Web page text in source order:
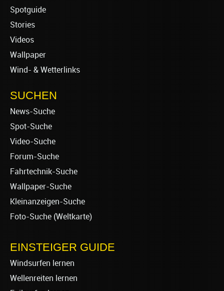
Spotguide
Stories
Videos
Wallpaper
Wind- & Wetterlinks
SUCHEN
News-Suche
Spot-Suche
Video-Suche
Forum-Suche
Fahrtechnik-Suche
Wallpaper-Suche
Kleinanzeigen-Suche
Foto-Suche (Weltkarte)
EINSTEIGER GUIDE
Windsurfen lernen
Wellenreiten lernen